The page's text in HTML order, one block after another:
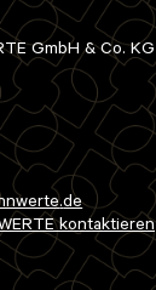
GmbH & Co. KG
de
kontaktieren